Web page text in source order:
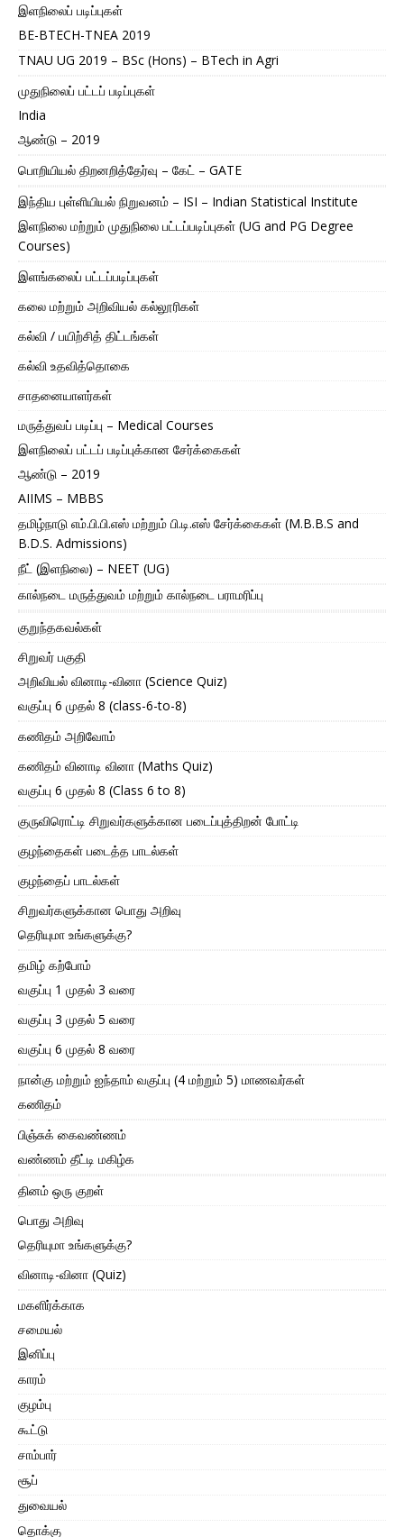
இளநிலைப் படிப்புகள்
BE-BTECH-TNEA 2019
TNAU UG 2019 – BSc (Hons) – BTech in Agri
முதுநிலைப் பட்டப் படிப்புகள்
India
ஆண்டு – 2019
பொறியியல் திறனறித்தேர்வு – கேட் – GATE
இந்திய புள்ளியியல் நிறுவனம் – ISI – Indian Statistical Institute
இளநிலை மற்றும் முதுநிலை பட்டப்படிப்புகள் (UG and PG Degree
Courses)
இளங்கலைப் பட்டப்படிப்புகள்
கலை மற்றும் அறிவியல் கல்லூரிகள்
கல்வி / பயிற்சித் திட்டங்கள்
கல்வி உதவித்தொகை
சாதனையாளர்கள்
மருத்துவப் படிப்பு – Medical Courses
இளநிலைப் பட்டப் படிப்புக்கான சேர்க்கைகள்
ஆண்டு – 2019
AIIMS – MBBS
தமிழ்நாடு எம்.பி.பி.எஸ் மற்றும் பி.டி.எஸ் சேர்க்கைகள் (M.B.B.S and
B.D.S. Admissions)
நீட் (இளநிலை) – NEET (UG)
கால்நடை மருத்துவம் மற்றும் கால்நடை பராமரிப்பு
குறுந்தகவல்கள்
சிறுவர் பகுதி
அறிவியல் வினாடி-வினா (Science Quiz)
வகுப்பு 6 முதல் 8 (class-6-to-8)
கணிதம் அறிவோம்
கணிதம் வினாடி வினா (Maths Quiz)
வகுப்பு 6 முதல் 8 (Class 6 to 8)
குருவிரொட்டி சிறுவர்களுக்கான படைப்புத்திறன் போட்டி
குழந்தைகள் படைத்த பாடல்கள்
குழந்தைப் பாடல்கள்
சிறுவர்களுக்கான பொது அறிவு
தெரியுமா உங்களுக்கு?
தமிழ் கற்போம்
வகுப்பு 1 முதல் 3 வரை
வகுப்பு 3 முதல் 5 வரை
வகுப்பு 6 முதல் 8 வரை
நான்கு மற்றும் ஐந்தாம் வகுப்பு (4 மற்றும் 5) மாணவர்கள்
கணிதம்
பிஞ்சுக் கைவண்ணம்
வண்ணம் தீட்டி மகிழ்க
தினம் ஒரு குறள்
பொது அறிவு
தெரியுமா உங்களுக்கு?
வினாடி-வினா (Quiz)
மகளிர்க்காக
சமையல்
இனிப்பு
காரம்
குழம்பு
கூட்டு
சாம்பார்
சூப்
துவையல்
தொக்கு